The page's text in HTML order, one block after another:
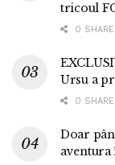
tricoul
0
Ursu a
0
Doar
aventura